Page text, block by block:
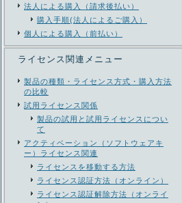
法人による購入（請求後払い）
購入手順(法人によるご購入）
個人による購入（前払い）
ライセンス関連メニュー
製品の種類・ライセンス方式・購入方法
の比較
試用ライセンス関係
製品の試用と試用ライセンスについ
て
アクティベーション（ソフトウェアキ
ー）ライセンス関連
ライセンスを移動する方法
ライセンス認証方法（オンライン）
ライセンス認証解除方法（オンライ